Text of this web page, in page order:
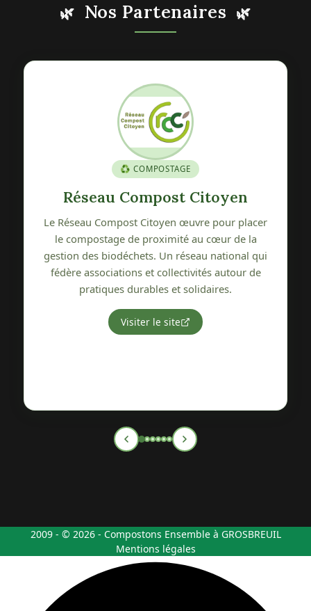
🌿 Nos Partenaires 🌿
🍎 PATRIMOINE GÉNÉTIQUE
Verger Conservatoire de Pétré
Le Verger Conservatoire de Pétré s'engage à
sauvegarder, promouvoir et diffuser le
patrimoine génétique fruitier local. Une belle
initiative qui protège la biodiversité variétale de
nos terroirs vendéens.
Visiter le site
2009 - © 2026 - Compostons Ensemble à GROSBREUIL
Mentions légales